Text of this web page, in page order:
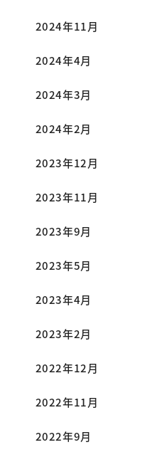
2024年11月
2024年4月
2024年3月
2024年2月
2023年12月
2023年11月
2023年9月
2023年5月
2023年4月
2023年2月
2022年12月
2022年11月
2022年9月